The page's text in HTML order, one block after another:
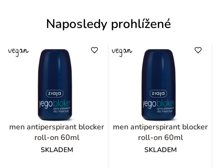
Naposledy prohlížené
men antiperspirant blocker
roll-on 60ml
SKLADEM
men antiperspirant blocker
roll-on 60ml
SKLADEM